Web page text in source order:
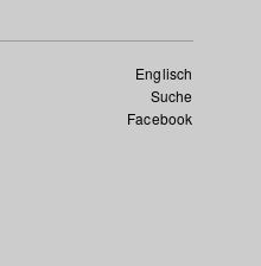
Englisch
Suche
Facebook